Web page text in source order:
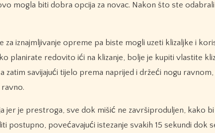
mogla biti dobra opcija za novac. Nakon što ste
za iznajmljivanje opreme pa biste mogli uzeti klizaljke i
planirate redovito ići na klizanje, bolje je kupiti vlastite
savijajući tijelo prema naprijed i držeći nogu ravnom,
jer je prestroga, sve dok mišić ne završiproduljen, kako
povećavajući istezanje svakih 15 sekundi dok